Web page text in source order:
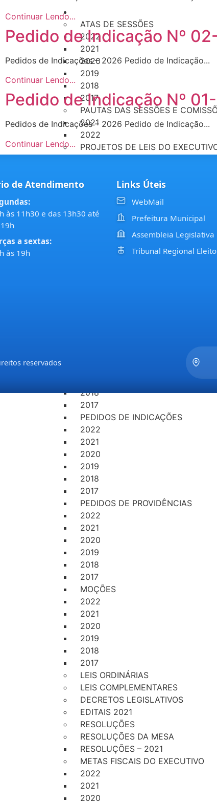
ATAS DE SESSÕES
2022
2021
2020
2019
2018
2017
PAUTAS DAS SESSÕES E
2021
2022
PROJETOS DE LEIS DO
2020
2018
PROJETOS DE LEIS DO
2018
2017
PEDIDOS DE INDICAÇÕES
2022
2021
2020
2019
2018
2017
PEDIDOS DE PROVIDÊNCIAS
2022
2021
2020
2019
2018
2017
MOÇÕES
2022
2021
2020
2019
2018
2017
LEIS ORDINÁRIAS
LEIS COMPLEMENTARES
DECRETOS LEGISLATIVOS
EDITAIS 2021
RESOLUÇÕES
RESOLUÇÕES DA MESA
RESOLUÇÕES – 2021
METAS FISCAIS DO EXECUTIVO
2022
2021
2020
Continuar Lendo...
Pedido de Indicação Nº
Pedidos de Indicações – 2026 Pedido de Indicação...
Continuar Lendo...
Pedido de Indicação Nº
Pedidos de Indicações – 2026 Pedido de Indicação...
Continuar Lendo...
de Atendimento
às 11h30 e das 13h30 até
a sextas:
às 19h
Links Úteis
WebMail
Prefeitura Municipal
Assembleia Legislativa
Tribunal Regional
reservados